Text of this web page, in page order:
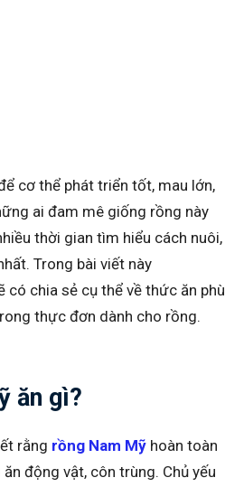
cơ thể phát triển tốt, mau lớn,
ai đam mê giống rồng này
thời gian tìm hiểu cách nuôi,
Trong bài viết này
có chia sẻ cụ thể về thức ăn phù
thực đơn dành cho rồng.
ăn gì?
rằng rồng Nam Mỹ hoàn toàn
động vật, côn trùng. Chủ yếu